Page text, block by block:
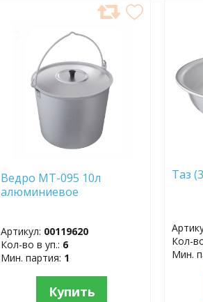
ИЗБРАННОЕ
Ведро МТ-095 10л
алюминиевое
Артикул: 00119620
Кол-во в уп.: 6
Мин. партия: 1
Купить
Таз
Кол-
Мин.